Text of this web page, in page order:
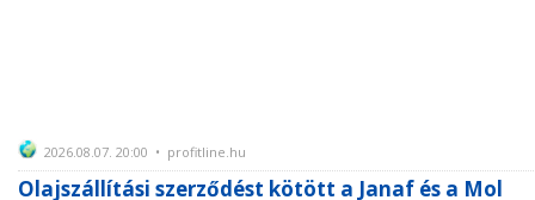
2026.08.07. 20:00 • profitline.hu
Olajszállítási szerződést kötött a Janaf és a Mol